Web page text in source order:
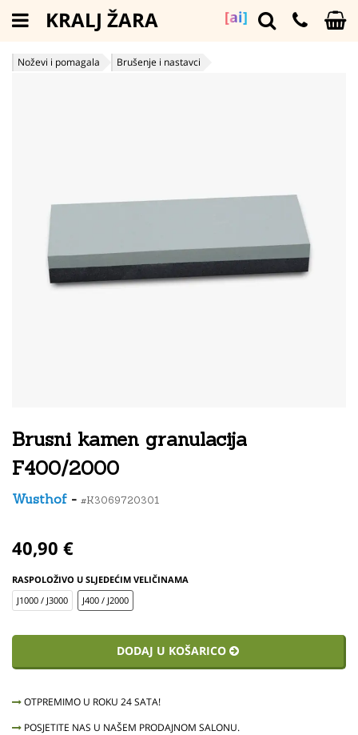
[ai]
KRALJ ŽARA
Noževi i pomagala Brušenje i nastavci
Brusni kamen granulacija
F400/2000
Wusthof - #K3069720301
40,90 €
RASPOLOŽIVO U SLJEDEĆIM VELIČINAMA
J1000 / J3000
J400 / J2000
DODAJ U KOŠARICO
OTPREMIMO U ROKU 24 SATA!
POSJETITE NAS U NAŠEM PRODAJNOM SALONU.